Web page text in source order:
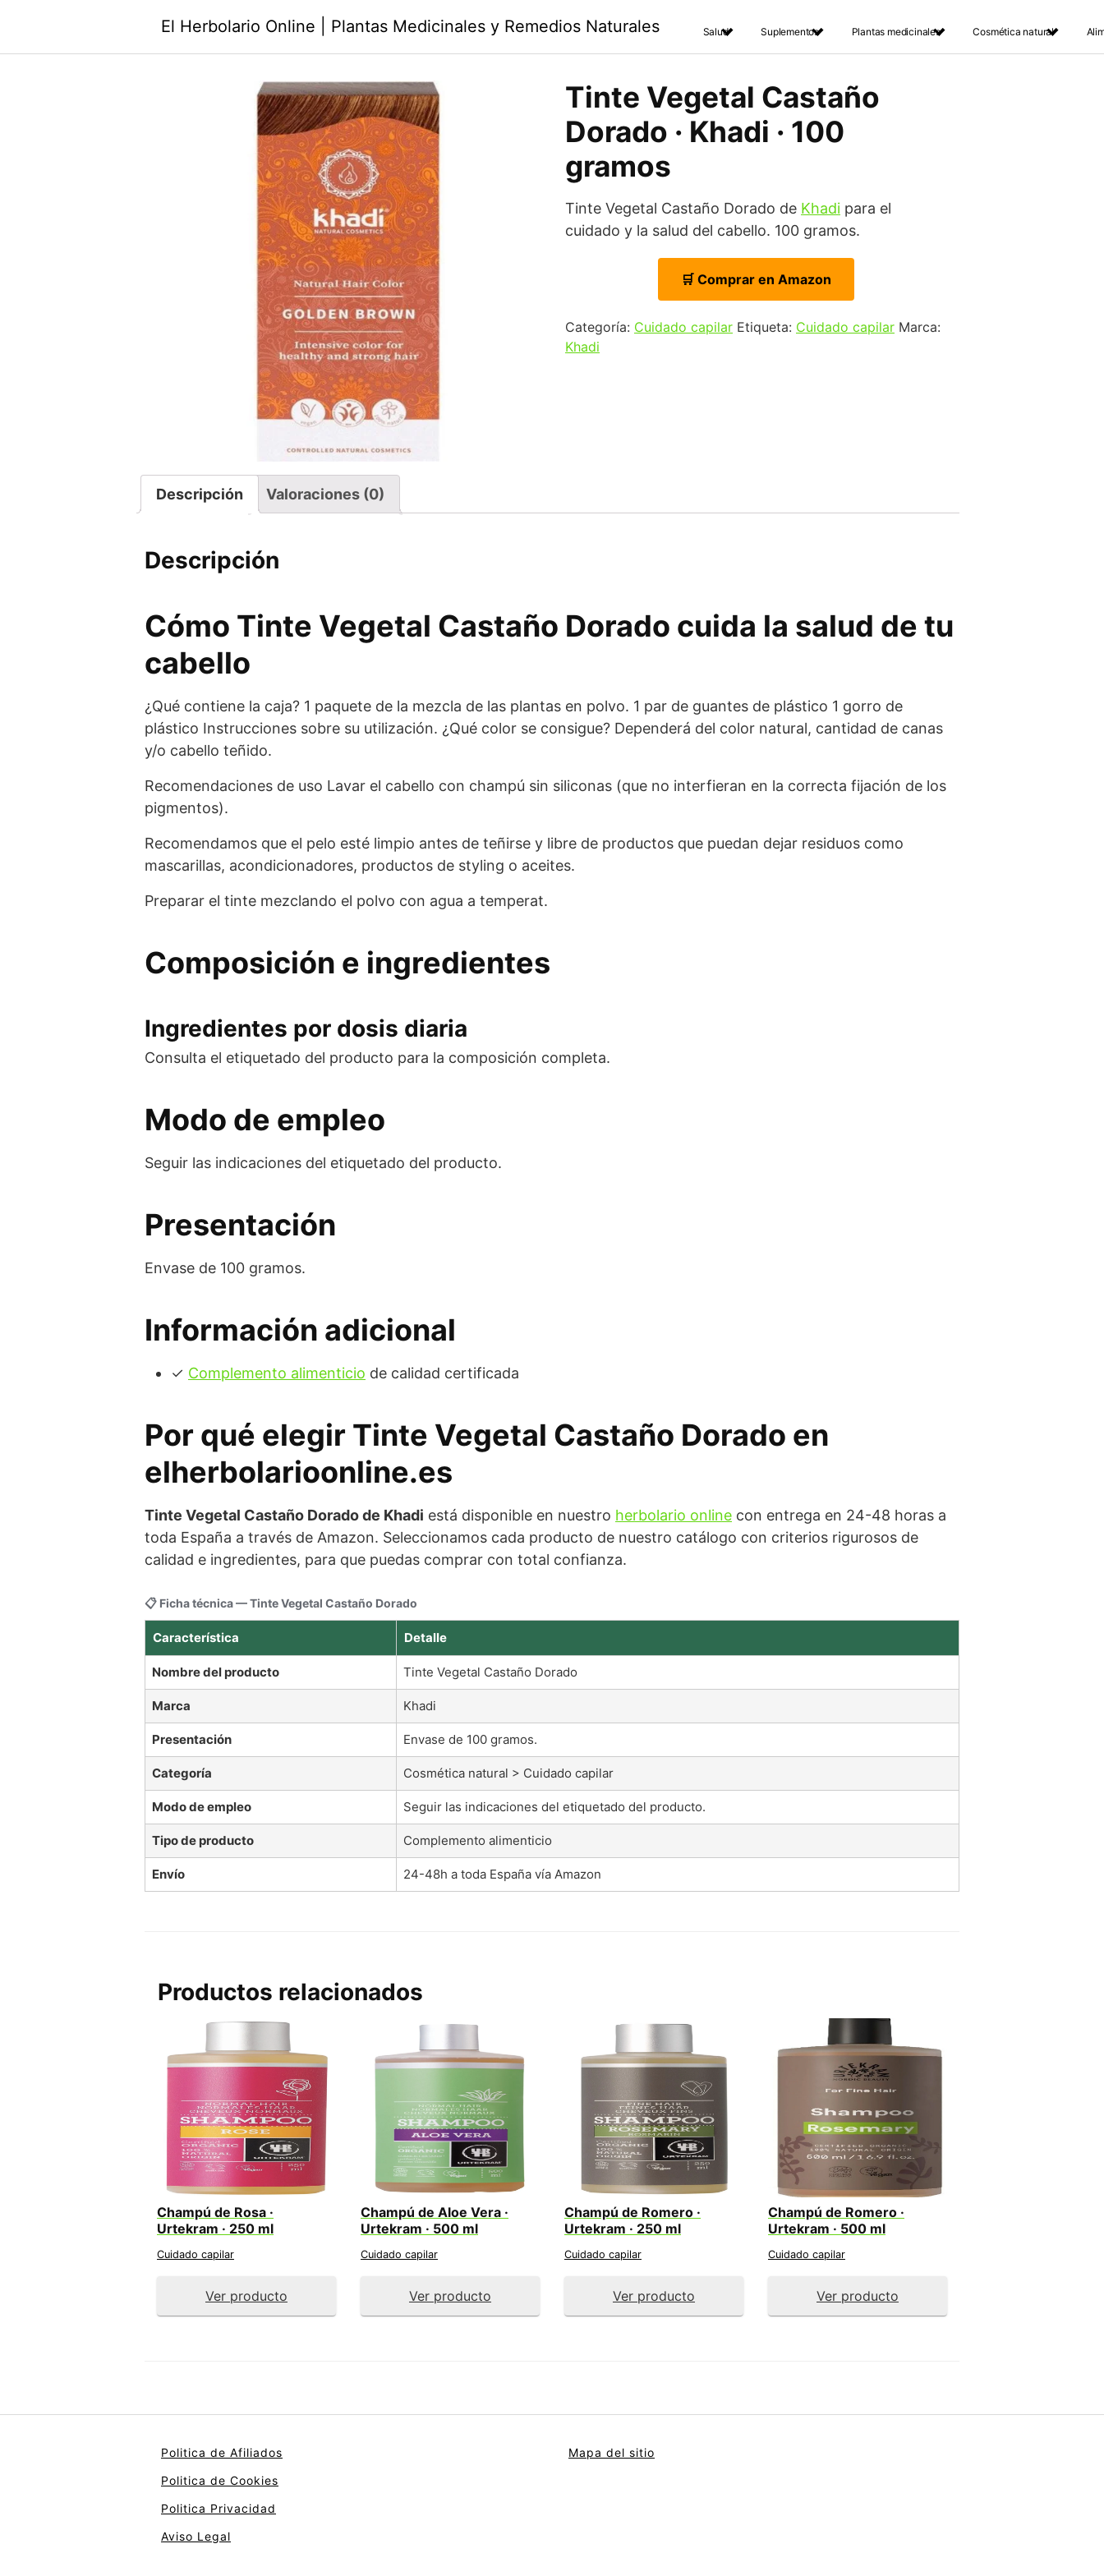
El Herbolario Online | Plantas Medicinales y Remedios Naturales Salud Suplementos Plantas medicinales Cosmética natural
Tinte Vegetal Castaño
Dorado · Khadi · 100
gramos
Tinte Vegetal Castaño Dorado de Khadi para el
cuidado y la salud del cabello. 100 gramos.
🛒 Comprar en Amazon
Categoría: Cuidado capilar Etiqueta: Cuidado capilar Marca:
Khadi
Descripción Valoraciones (0)
Descripción
Cómo Tinte Vegetal Castaño Dorado cuida la salud de tu
cabello
¿Qué contiene la caja? 1 paquete de la mezcla de las plantas en polvo. 1 par de guantes de plástico 1 gorro de
plástico Instrucciones sobre su utilización. ¿Qué color se consigue? Dependerá del color natural, cantidad de canas
y/o cabello teñido.
Recomendaciones de uso Lavar el cabello con champú sin siliconas (que no interfieran en la correcta fijación de los
pigmentos).
Recomendamos que el pelo esté limpio antes de teñirse y libre de productos que puedan dejar residuos como
mascarillas, acondicionadores, productos de styling o aceites.
Preparar el tinte mezclando el polvo con agua a temperat.
Composición e ingredientes
Ingredientes por dosis diaria
Consulta el etiquetado del producto para la composición completa.
Modo de empleo
Seguir las indicaciones del etiquetado del producto.
Presentación
Envase de 100 gramos.
Información adicional
✓ Complemento alimenticio de calidad certificada
Por qué elegir Tinte Vegetal Castaño Dorado en
elherbolarioonline.es
Tinte Vegetal Castaño Dorado de Khadi está disponible en nuestro herbolario online con entrega en 24-48 horas a
toda España a través de Amazon. Seleccionamos cada producto de nuestro catálogo con criterios rigurosos de
calidad e ingredientes, para que puedas comprar con total confianza.
📋 Ficha técnica — Tinte Vegetal Castaño Dorado
Característica Detalle
Nombre del producto Tinte Vegetal Castaño Dorado
Marca Khadi
Presentación Envase de 100 gramos.
Categoría Cosmética natural > Cuidado capilar
Modo de empleo Seguir las indicaciones del etiquetado del producto.
Tipo de producto Complemento alimenticio
Envío 24-48h a toda España vía Amazon
Productos relacionados
Champú de Rosa ·
Urtekram · 250 ml
Cuidado capilar
Ver producto
Champú de Aloe Vera ·
Urtekram · 500 ml
Cuidado capilar
Ver producto
Champú de Romero ·
Urtekram · 250 ml
Cuidado capilar
Ver producto
Champú de Romero ·
Urtekram · 500 ml
Cuidado capilar
Ver producto
Politica de Afiliados
Politica de Cookies
Politica Privacidad
Aviso Legal
Mapa del sitio